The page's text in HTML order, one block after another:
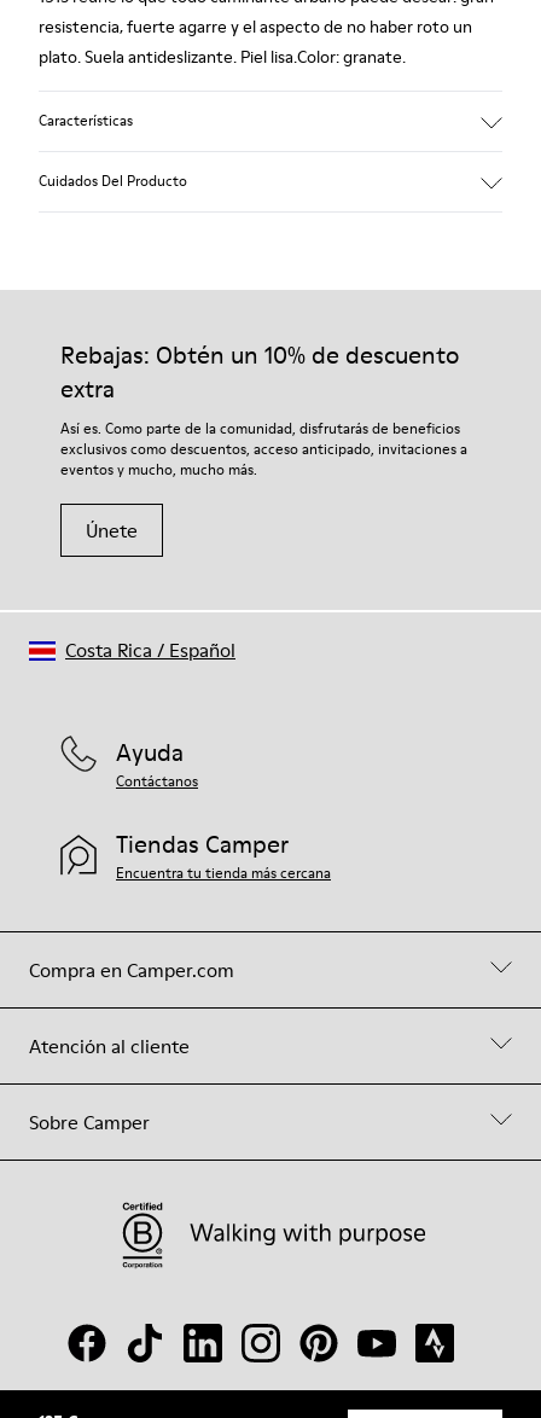
resistencia, fuerte agarre y el aspecto de no haber roto un
plato. Suela antideslizante. Piel lisa.Color: granate.
Características
Cuidados Del Producto
Nuestros zapatos se han fabricado con materiales de primera
garantizará que duren más tiempo.
Si deseas obtener información detallada sobre cómo cuidar de
tu par, visita nuestraGuía para el cuidado del calzado.
Rebajas: Obtén un 10% de descuento
extra
Así es. Como parte de la comunidad, disfrutarás de beneficios
exclusivos como descuentos, acceso anticipado, invitaciones a
eventos y mucho, mucho más.
Únete
Compra en Camper.com
Atención al cliente
Sobre Camper
Ayuda
Contáctanos
Tiendas Camper
Encuentra tu tienda más cercana
Costa Rica / Español